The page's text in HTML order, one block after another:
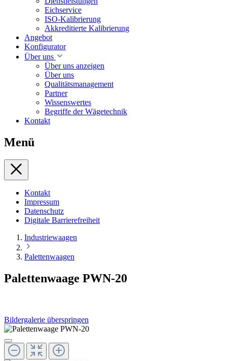
Eichservice
ISO-Kalibrierung
Akkreditierte Kalibrierung
Angebot
Konfigurator
Über uns
Über uns anzeigen
Über uns
Qualitätsmanagement
Partner
Wissenswertes
Begriffe der Wägetechnik
Kontakt
Menü
Kontakt
Impressum
Datenschutz
Digitale Barrierefreiheit
Industriewaagen
Palettenwaagen
Palettenwaage PWN-20
Bildergalerie überspringen